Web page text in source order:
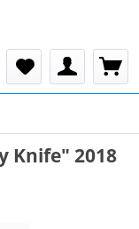
Knife" 2018